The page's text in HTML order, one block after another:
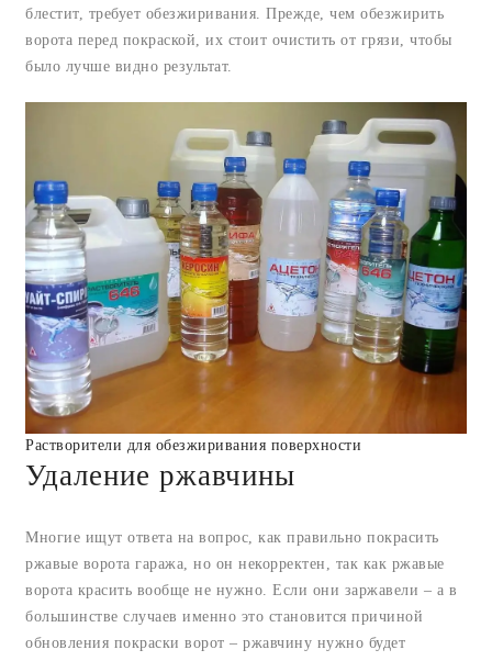
блестит, требует обезжиривания. Прежде, чем обезжирить
ворота перед покраской, их стоит очистить от грязи, чтобы
было лучше видно результат.
Растворители для обезжиривания поверхности
Удаление ржавчины
Многие ищут ответа на вопрос, как правильно покрасить
ржавые ворота гаража, но он некорректен, так как ржавые
ворота красить вообще не нужно. Если они заржавели – а в
большинстве случаев именно это становится причиной
обновления покраски ворот – ржавчину нужно будет